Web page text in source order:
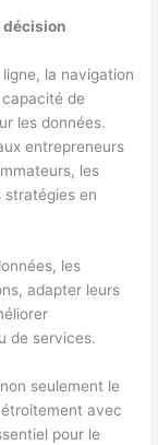
décision
la navigation
de
les données.
entrepreneurs
les
stratégies en
les
adapter leurs
de services.
seulement le
avec
pour le